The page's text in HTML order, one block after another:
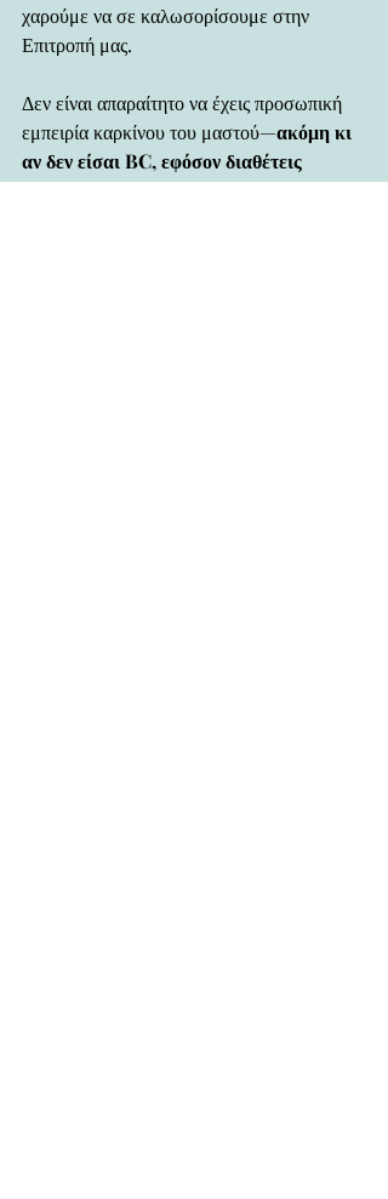
χαρούμε να σε καλωσορίσουμε στην
Επιτροπή μας.
Δεν είναι απαραίτητο να έχεις προσωπική
εμπειρία καρκίνου του μαστού—ακόμη κι
αν δεν είσαι BC, εφόσον διαθέτεις
ενσυναίσθηση, συνέπεια και πίστη στον